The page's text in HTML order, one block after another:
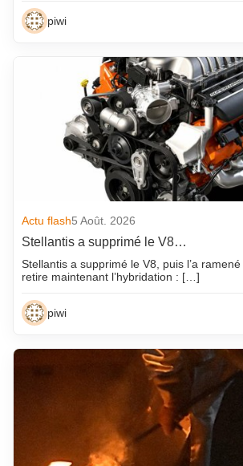
piwi
Actu flash5 Août. 2026
Stellantis a supprimé le V8…
Stellantis a supprimé le V8, puis l’a
retire maintenant l’hybridation : […]
piwi